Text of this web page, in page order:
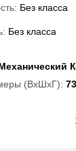
Без класса
Без класса
(ВхШхГ):